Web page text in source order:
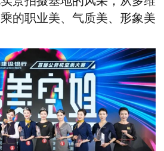
的职业美、气质美、形象美